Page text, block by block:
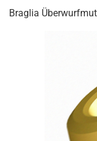
Braglia